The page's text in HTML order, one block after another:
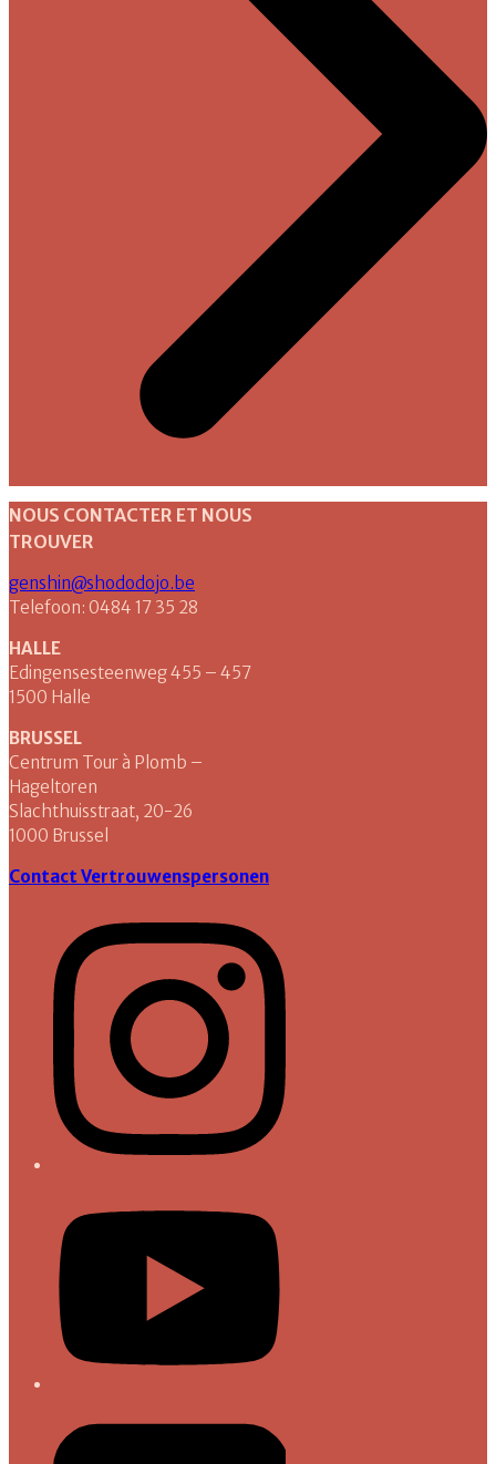
NOUS CONTACTER ET NOUS
TROUVER
genshin@shododojo.be
Telefoon: 0484 17 35 28
HALLE
Edingensesteenweg 455 – 457
1500 Halle
BRUSSEL
Centrum Tour à Plomb –
Hageltoren
Slachthuisstraat, 20-26
1000 Brussel
Contact Vertrouwenspersonen